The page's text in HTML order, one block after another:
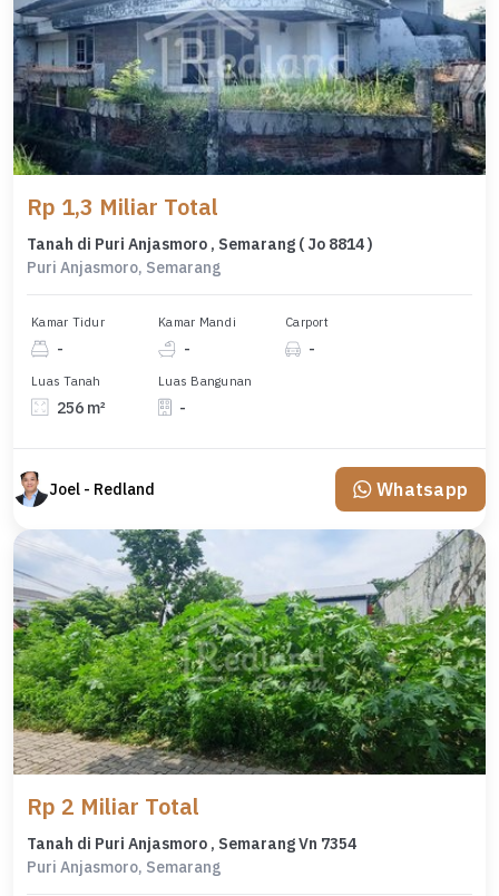
Rp 1,3 Miliar Total
Tanah di Puri Anjasmoro , Semarang ( Jo 8814 )
Puri Anjasmoro, Semarang
Kamar Tidur
-
Kamar Mandi
-
Carport
-
Luas Tanah
256 m²
Luas Bangunan
-
Joel - Redland Whatsapp
Rp 2 Miliar Total
Tanah di Puri Anjasmoro , Semarang Vn 7354
Puri Anjasmoro, Semarang